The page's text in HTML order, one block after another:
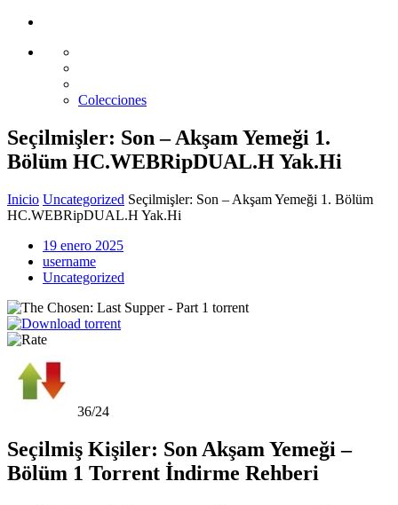
Colecciones
Seçilmişler: Son – Akşam Yemeği 1.
Bölüm HC.WEBRipDUAL.H Yak.Hi
Inicio Uncategorized Seçilmişler: Son – Akşam Yemeği 1. Bölüm
HC.WEBRipDUAL.H Yak.Hi
19 enero 2025
username
Uncategorized
36/24
Seçilmiş Kişiler: Son Akşam Yemeği –
Bölüm 1 Torrent İndirme Rehberi